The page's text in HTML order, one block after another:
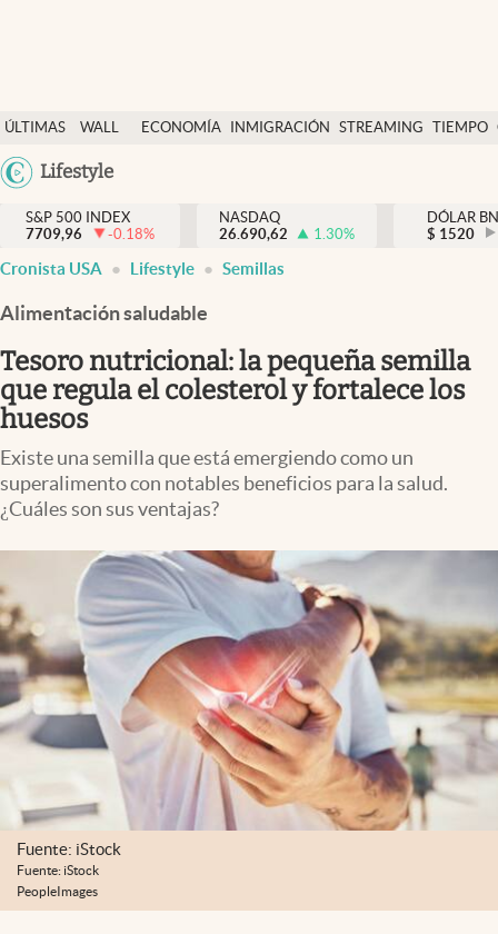
ÚLTIMAS
NOTICIAS
WALL
Y
DÓLAR
ECONOMÍA INMIGRACIÓN STREAMING TIEMPO
México
Lifestyle
Finanzas y economía
Wall Street y dólar
Inmigración
Espiritual
Streaming
PC y mobile
Lifestyle
USA
S&P 500 INDEX
7709,96
-0.18%
NASDAQ
26.690,62
1.30%
DÓLAR
$ 1520
Cronista USA Lifestyle Semillas
Alimentación saludable
Tesoro nutricional: la pequeña semilla
que regula el colesterol y fortalece los
huesos
Existe una semilla que está emergiendo como un
superalimento con notables beneficios para la salud.
¿Cuáles son sus ventajas?
Fuente: iStock
Fuente: iStock
PeopleImages